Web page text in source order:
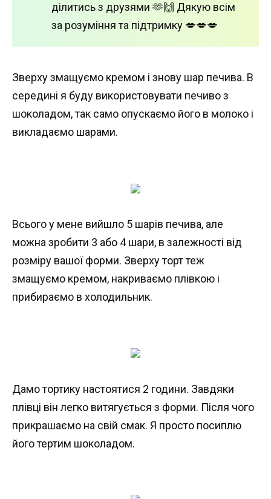
ділитись з друзями 🫶🙌 Дякую всім
за розуміння та підтримку 💋💋💋
Зверху змащуємо кремом і знову шар печива. В
середині я буду використовувати печиво з
шоколадом, так само опускаємо його в молоко і
викладаємо шарами.
Всього у мене вийшло 5 шарів печива, але
можна зробити 3 або 4 шари, в залежності від
розміру вашої форми. Зверху торт теж
змащуємо кремом, накриваємо плівкою і
прибираємо в холодильник.
Дамо тортику настоятися 2 години. Завдяки
плівці він легко витягується з форми. Після чого
прикрашаємо на свій смак. Я просто посиплю
його тертим шоколадом.